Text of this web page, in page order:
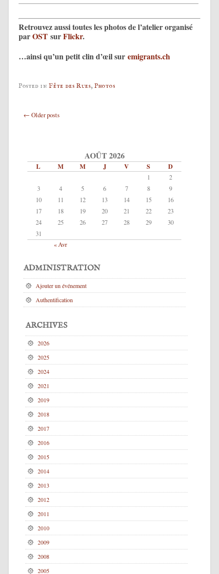
Retrouvez aussi toutes les photos de l’atelier organisé
parOSTsurFlickr.
…ainsi qu’un petit clin d’œil sur emigrants.ch
Posted inFête des Rues, Photos
Post navigation
← Older posts
AOÛT 2026
L M M J V S D
« Avr
1
2
3
4 5 6 7 8
9
10
11 12 13 14 15
16
17
18 19 20 21 22
23
24
25 26 27 28 29
30
31
ADMINISTRATION
Ajouter un événement
Authentification
ARCHIVES
2026
2025
2024
2021
2019
2018
2017
2016
2015
2014
2013
2012
2011
2010
2009
2008
2005